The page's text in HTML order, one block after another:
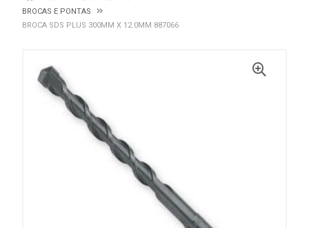
BROCAS E PONTAS
BROCA SDS PLUS 300MM X 12.0MM 887066